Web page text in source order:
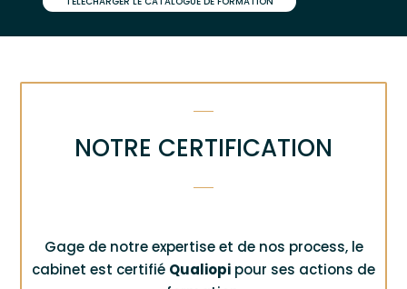
NOTRE CERTIFICATION
Gage de notre expertise et de nos process, le
cabinet est certifié Qualiopi pour ses actions de